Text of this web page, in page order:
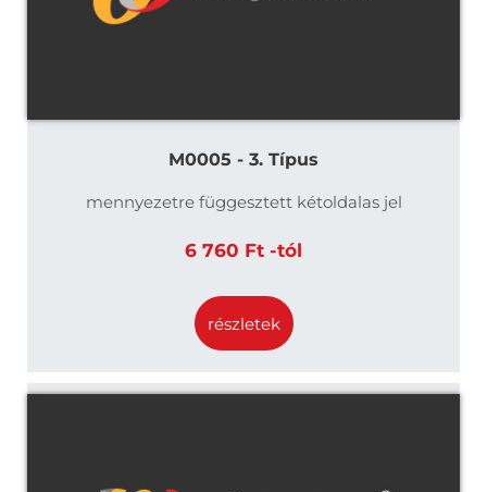
M0005 - 3. Típus
mennyezetre függesztett kétoldalas jel
6 760 Ft -tól
részletek